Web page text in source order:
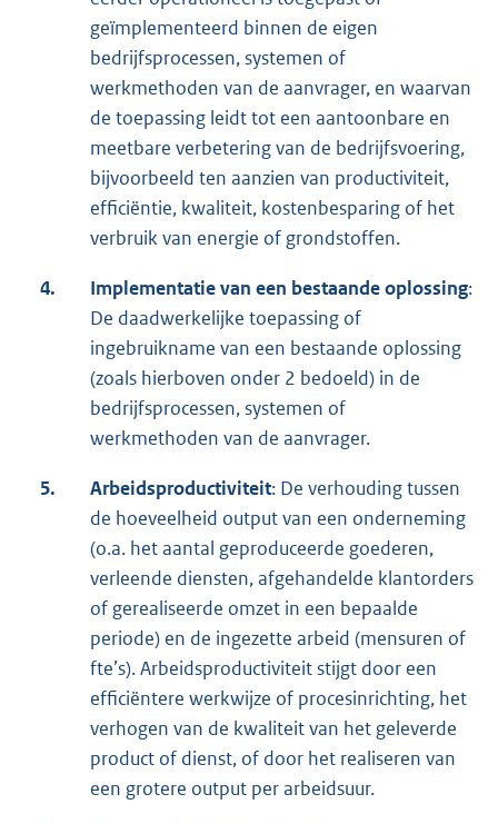
geïmplementeerd binnen de eigen
bedrijfsprocessen, systemen of
werkmethoden van de aanvrager, en waarvan
de toepassing leidt tot een aantoonbare en
meetbare verbetering van de bedrijfsvoering,
bijvoorbeeld ten aanzien van productiviteit,
efficiëntie, kwaliteit, kostenbesparing of het
verbruik van energie of grondstoffen.
4. Implementatie van een bestaande oplossing:
De daadwerkelijke toepassing of
ingebruikname van een bestaande oplossing
(zoals hierboven onder 2 bedoeld) in de
bedrijfsprocessen, systemen of
werkmethoden van de aanvrager.
5. Arbeidsproductiviteit: De verhouding tussen
de hoeveelheid output van een onderneming
(o.a. het aantal geproduceerde goederen,
verleende diensten, afgehandelde klantorders
of gerealiseerde omzet in een bepaalde
periode) en de ingezette arbeid (mensuren of
fte’s). Arbeidsproductiviteit stijgt door een
efficiëntere werkwijze of procesinrichting, het
verhogen van de kwaliteit van het geleverde
product of dienst, of door het realiseren van
een grotere output per arbeidsuur.